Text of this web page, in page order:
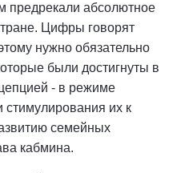
предрекали абсолютное
Цифры говорят
нужно обязательно
были достигнуты в
- в режиме
их к
семейных
кабмина.